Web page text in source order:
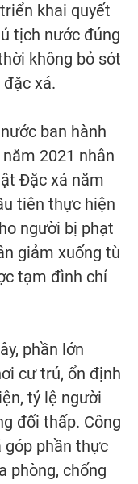
khai quyết
tịch nước đúng
không bỏ sót
xá.
ban hành
2021 nhân
Đặc xá năm
tiên thực hiện
người bị phạt
giảm xuống tù
tạm đình chỉ
phần lớn
cư trú, ổn định
tỷ lệ người
đối thấp. Công
góp phần thực
phòng, chống